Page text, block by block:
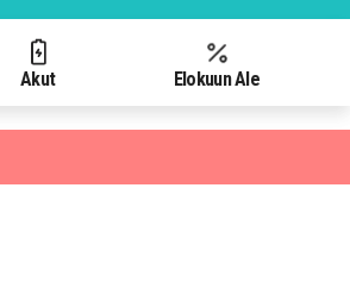
Akut Elokuun Ale